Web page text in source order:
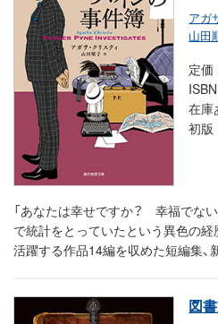
アガ
山田
定価
ISBN
在庫
初版
「あなたは幸せですか？ 幸福でな
で統計をとっていたという異色の経
活躍する作品14編を収めた短編集、
図